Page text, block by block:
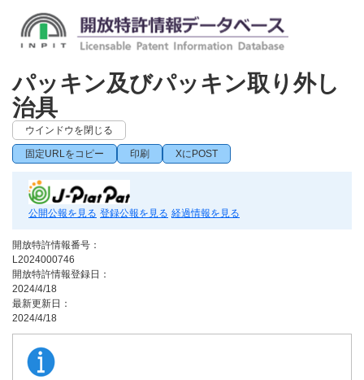
パッキン及びパッキン取り外し
治具
ウインドウを閉じる
固定URLをコピー 印刷 XにPOST
公開公報を見る 登録公報を見る 経過情報を見る
開放特許情報番号：
L2024000746
開放特許情報登録日：
2024/4/18
最新更新日：
2024/4/18